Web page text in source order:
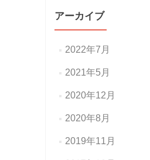
アーカイブ
2022年7月
2021年5月
2020年12月
2020年8月
2019年11月